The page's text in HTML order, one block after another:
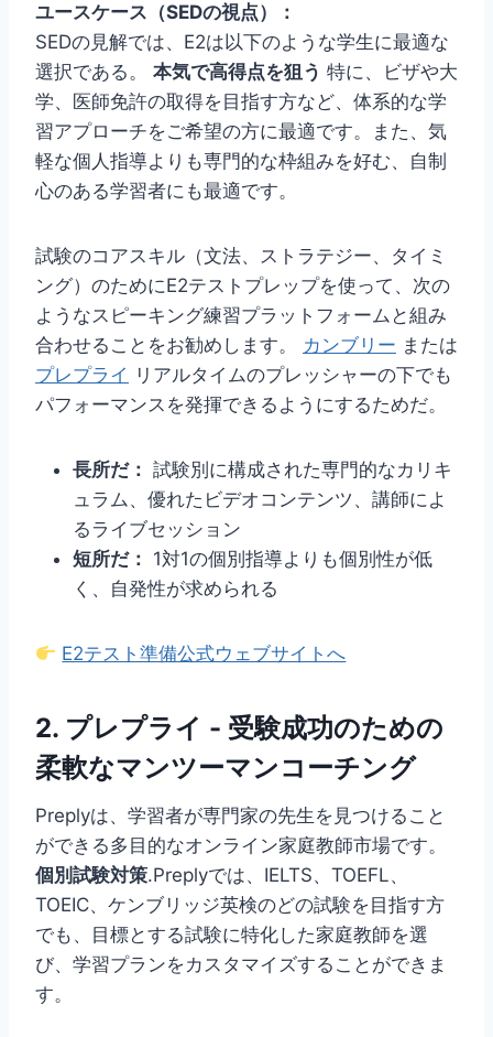
ユースケース（SEDの視点）：
SEDの見解では、E2は以下のような学生に最適な
選択である。 本気で高得点を狙う 特に、ビザや大
学、医師免許の取得を目指す方など、体系的な学
習アプローチをご希望の方に最適です。また、気
軽な個人指導よりも専門的な枠組みを好む、自制
心のある学習者にも最適です。
試験のコアスキル（文法、ストラテジー、タイミ
ング）のためにE2テストプレップを使って、次の
ようなスピーキング練習プラットフォームと組み
合わせることをお勧めします。 カンブリー または
プレプライ リアルタイムのプレッシャーの下でも
パフォーマンスを発揮できるようにするためだ。
長所だ： 試験別に構成された専門的なカリキ
ュラム、優れたビデオコンテンツ、講師によ
るライブセッション
短所だ： 1対1の個別指導よりも個別性が低
く、自発性が求められる
E2テスト準備公式ウェブサイトへ
2. プレプライ - 受験成功のための
柔軟なマンツーマンコーチング
Preplyは、学習者が専門家の先生を見つけること
ができる多目的なオンライン家庭教師市場です。
個別試験対策.Preplyでは、IELTS、TOEFL、
TOEIC、ケンブリッジ英検のどの試験を目指す方
でも、目標とする試験に特化した家庭教師を選
び、学習プランをカスタマイズすることができま
す。